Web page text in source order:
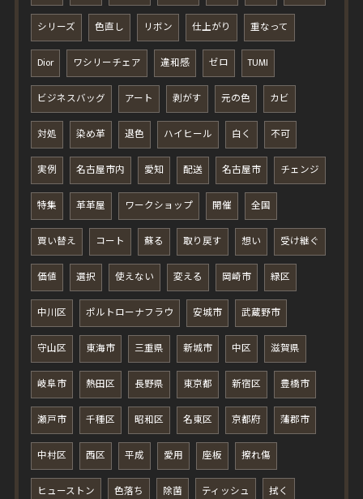
シリーズ 色直し リボン 仕上がり 重なって
Dior ワシリーチェア 違和感 ゼロ TUMI
ビジネスバッグ アート 剥がす 元の色 カビ
対処 染め革 退色 ハイヒール 白く 不可
実例 名古屋市内 愛知 配送 名古屋市 チェンジ
特集 革革屋 ワークショップ 開催 全国
買い替え コート 蘇る 取り戻す 想い 受け継ぐ
価値 選択 使えない 変える 岡崎市 緑区
中川区 ポルトローナフラウ 安城市 武蔵野市
守山区 東海市 三重県 新城市 中区 滋賀県
岐阜市 熱田区 長野県 東京都 新宿区 豊橋市
瀬戸市 千種区 昭和区 名東区 京都府 蒲郡市
中村区 西区 平成 愛用 座板 擦れ傷
ヒューストン 色落ち 除菌 ティッシュ 拭く